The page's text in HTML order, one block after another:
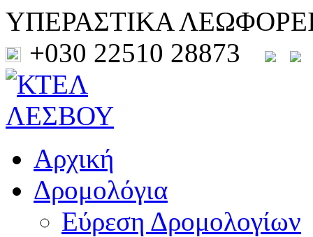
ΥΠΕΡΑΣΤΙΚΑ
+030 22510 28873
Αρχική
Δρομολόγια
Εύρεση Δρομολογίων